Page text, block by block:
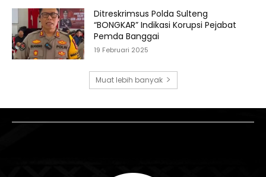
Ditreskrimsus Polda Sulteng
“BONGKAR” Indikasi Korupsi Pejabat
Pemda Banggai
19 Februari 2025
Muat lebih banyak